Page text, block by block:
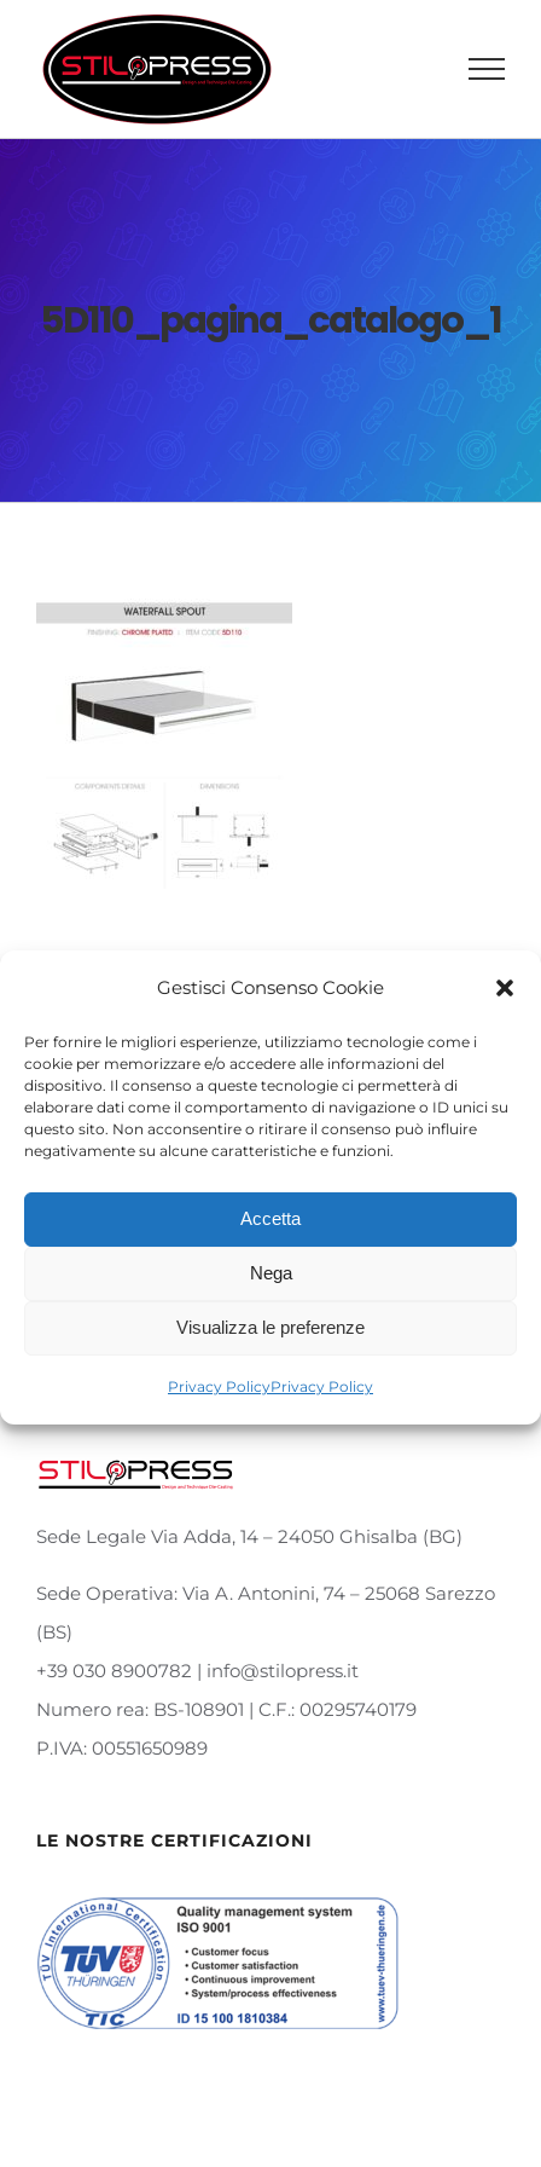
Gestisci Consenso Cookie
Per fornire le migliori esperienze, utilizziamo tecnologie come i
cookie per memorizzare e/o accedere alle informazioni del
dispositivo. Il consenso a queste tecnologie ci permetterà di
elaborare dati come il comportamento di navigazione o ID unici su
questo sito. Non acconsentire o ritirare il consenso può influire
negativamente su alcune caratteristiche e funzioni.
Accetta
Nega
Visualizza le preferenze
Privacy PolicyPrivacy Policy
contenuto
5D110_pagina_catalogo_1
Share This Article
Facebook
TwitterRedditLinkedInWhatsApp
TumblrPinterest
Vk
Email
Sede Legale Via Adda, 14 – 24050 Ghisalba (BG)
Sede Operativa: Via A. Antonini, 74 – 25068 Sarezzo
(BS)
+39 030 8900782 | info@stilopress.it
Numero rea: BS-108901 | C.F.: 00295740179
P.IVA: 00551650989
LE NOSTRE CERTIFICAZIONI